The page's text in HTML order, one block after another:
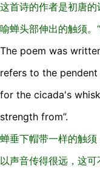
这首诗的作者是初唐
喻蝉头部伸出的触须。“
The poem was
refers to the
for the cicada's
strength from”.
蝉垂下帽带一样的触
以声音传得很远，这可